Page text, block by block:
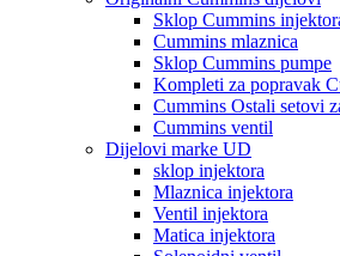
Sklop Cummins
Cummins mlaznica
Sklop Cummins pumpe
Kompleti za popravak
Cummins Ostali setovi
Cummins ventil
Dijelovi marke UD
sklop injektora
Mlaznica injektora
Ventil injektora
Matica injektora